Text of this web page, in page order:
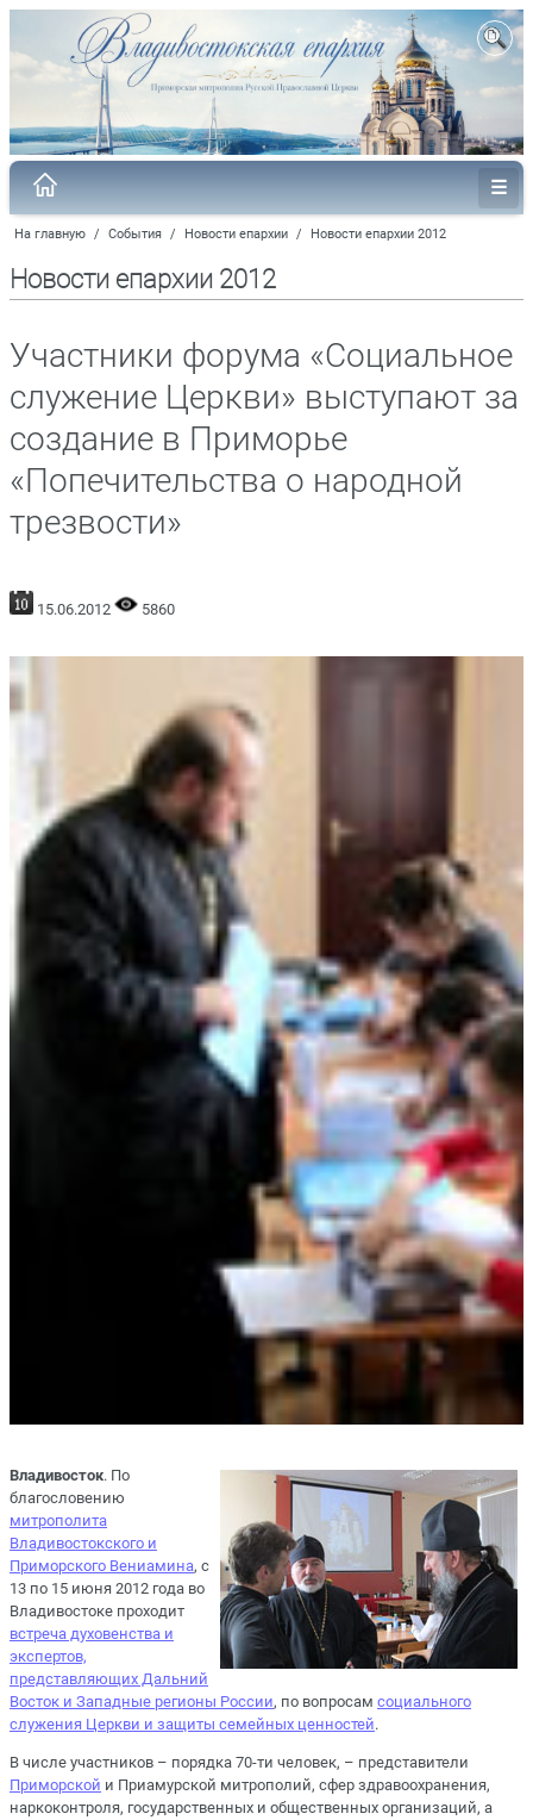
На главную / События / Новости епархии / Новости епархии 2012
Новости епархии 2012
Участники форума «Социальное
служение Церкви» выступают за
создание в Приморье
«Попечительства о народной
трезвости»
15.06.2012 5860
Владивосток. По
благословению
митрополита
Владивостокского и
Приморского Вениамина, с
13 по 15 июня 2012 года во
Владивостоке проходит
встреча духовенства и
экспертов,
представляющих Дальний
Восток и Западные регионы России, по вопросам социального
служения Церкви и защиты семейных ценностей.
В числе участников – порядка 70-ти человек, – представители
Приморской и Приамурской митрополий, сфер здравоохранения,
наркоконтроля, государственных и общественных организаций, а